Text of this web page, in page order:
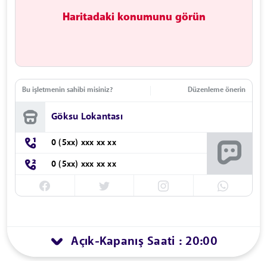
Haritadaki konumunu görün
Bu işletmenin sahibi misiniz? Düzenleme önerin
Göksu Lokantası
0 (5xx) xxx xx xx
0 (5xx) xxx xx xx
Açık-Kapanış Saati : 20:00